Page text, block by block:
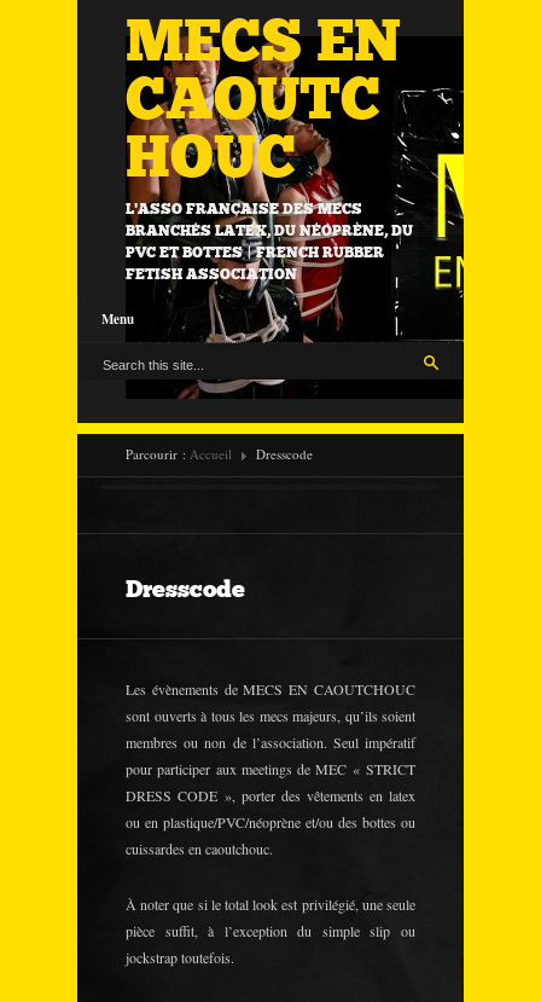
MECS EN
CAOUTC
HOUC
L'ASSO FRANÇAISE DES MECS
BRANCHÉS LATEX, DU NÉOPRÈNE, DU
PVC ET BOTTES | FRENCH RUBBER
FETISH ASSOCIATION
Menu
Parcourir : Accueil Dresscode
Dresscode
Les évènements de MECS EN CAOUTCHOUC
sont ouverts à tous les mecs majeurs, qu’ils soient
membres ou non de l’association. Seul impératif
pour participer aux meetings de MEC « STRICT
DRESS CODE », porter des vêtements en latex
ou en plastique/PVC/néoprène et/ou des bottes ou
cuissardes en caoutchouc.
À noter que si le total look est privilégié, une seule
pièce suffit, à l’exception du simple slip ou
jockstrap toutefois.